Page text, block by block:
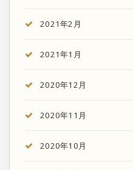
2021年2月
2021年1月
2020年12月
2020年11月
2020年10月